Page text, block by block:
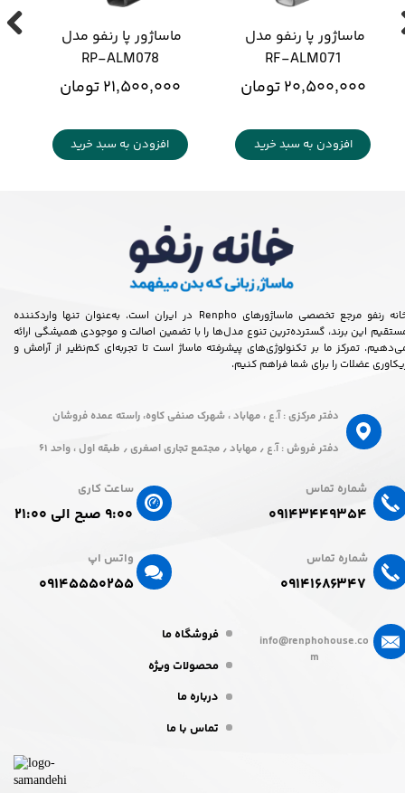
ماساژور پا رنفو مدل
RP-ALM078
۲۱,۵۰۰,۰۰۰ تومان
افزودن به سبد خرید
ماساژور پا رنفو مدل
RF-ALM071
۲۰,۵۰۰,۰۰۰ تومان
افزودن به سبد خرید
دفتر مرکزی : آ.ع ، مهاباد ، شهرک صنفی کاوه، راسته عمده فروشان
دفتر فروش : آ.ع ٫ مهاباد ٫ مجتمع تجاری اصغری ٫ طبقه اول ، واحد ۶۱
فروشگاه ما
محصولات ویژه
درباره ما
تماس با ما
خانه رنفو مرجع تخصصی ماساژورهای Renpho در ایران است. به‌عنوان تنها واردکننده
این برند، گسترده‌ترین تنوع مدل‌ها را با تضمین اصالت و موجودی همیشگی ارائه
تمرکز ما بر تکنولوژی‌های پیشرفته ماساژ است تا تجربه‌ای کم‌نظیر از آرامش و
عضلات را برای شما فراهم کنیم.
۰۹۱۴۳۴۴۹۳۵۴
شماره تماس
شماره تماس
۰۹۱۴۱۶۸۶۳۴۷​​​​​​​
ساعت کاری
۹:۰۰ صبح الی ۲۱:۰۰
واتس اپ
۰۹۱۴۵۵۵۰۲۵۵​​​​​​​
info@renphohouse.co
m